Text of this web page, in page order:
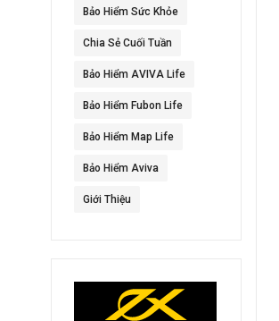
Bảo Hiểm Sức Khỏe
Chia Sẻ Cuối Tuần
Bảo Hiểm AVIVA Life
Bảo Hiểm Fubon Life
Bảo Hiểm Map Life
Bảo Hiểm Aviva
Giới Thiệu